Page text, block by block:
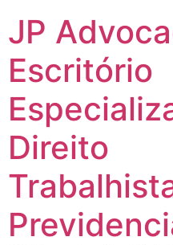
JP
Escritório
Direito